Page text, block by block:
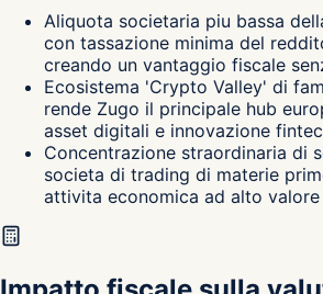
Aliquota societaria piu bassa
con tassazione minima del
creando un vantaggio fiscale
Ecosistema 'Crypto Valley' di
rende Zugo il principale hub
asset digitali e innovazione
Concentrazione straordinaria di
societa di trading di materie
attivita economica ad alto valore